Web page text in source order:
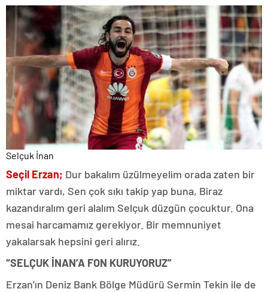
Selçuk İnan
Seçil Erzan; Dur bakalım üzülmeyelim orada zaten bir
miktar vardı, Sen çok sıkı takip yap buna, Biraz
kazandıralım geri alalım Selçuk düzgün çocuktur. Ona
mesai harcamamız gerekiyor. Bir memnuniyet
yakalarsak hepsini geri alırız.
“SELÇUK İNAN’A FON KURUYORUZ”
Erzan’ın Deniz Bank Bölge Müdürü Sermin Tekin ile de